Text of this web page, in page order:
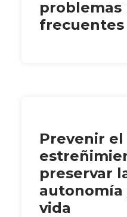
problemas
frecuentes
Prevenir el
preservar
autonomía
vida